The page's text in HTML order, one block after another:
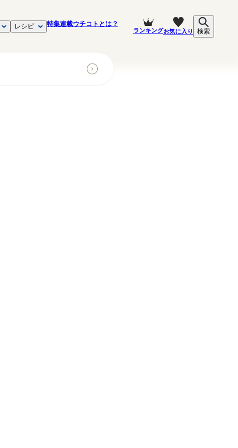
レシピ 特集連載ウチコトとは？
ランキングお気に入り 検索